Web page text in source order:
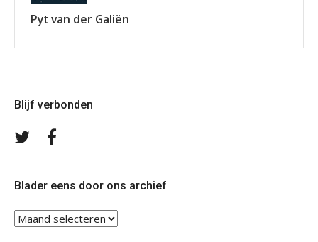
Pyt van der Galiën
Blijf verbonden
Volg
Blader eens door ons archief
Blader
eens